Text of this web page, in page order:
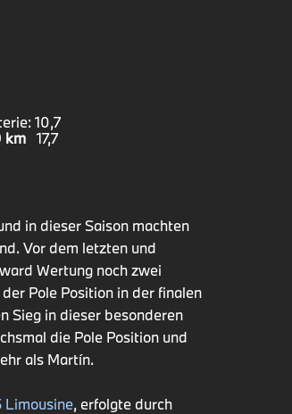
10,7
km 17,7
in dieser Saison machten
Vor dem letzten und
Wertung noch zwei
Pole Position in der finalen
Sieg in dieser besonderen
die Pole Position und
als Martín.
Limousine, erfolgte durch